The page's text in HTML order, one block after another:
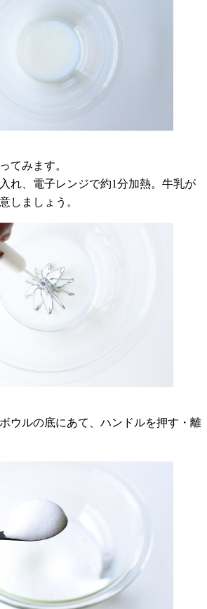
てみます。
れ、電子レンジで約1分加熱。牛乳が
しましょう。
ウルの底にあて、ハンドルを押す・離